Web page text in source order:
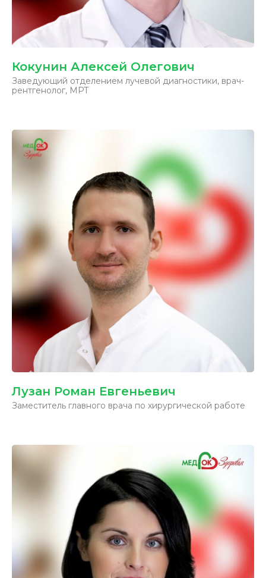
Кокунин Алексей Олегович
Заведующий отделением лучевой диагностики, врач-
рентгенолог, МРТ
Лузан Роман Евгеньевич
Заместитель главного врача по хирургической работе